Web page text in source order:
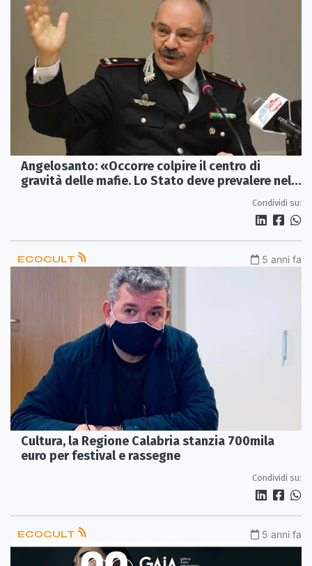
Angelosanto: «Occorre colpire il centro di
gravità delle mafie. Lo Stato deve prevalere nella
Condividi su:
ECOCULT 5 anni fa
Cultura, la Regione Calabria stanzia 700mila
euro per festival e rassegne
Condividi su:
ECOCULT 5 anni fa